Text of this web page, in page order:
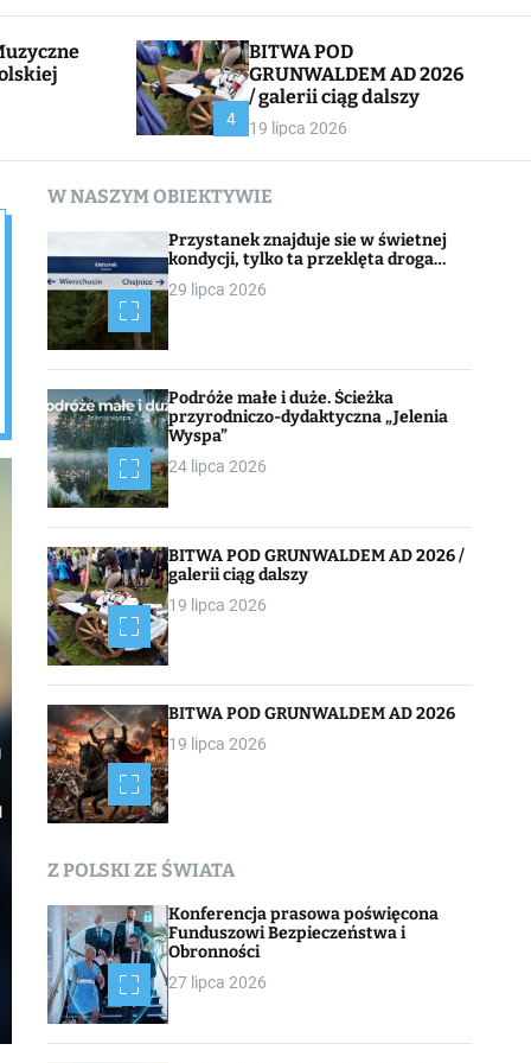
l
c
4
BITWA POD
GRUNWALDEM AD 2026
/ galerii ciąg dalszy
19 lipca 2026
W NASZYM OBIEKTYWIE
Przystanek znajduje sie w świetnej
kondycji, tylko ta przeklęta droga…
29 lipca 2026
Podróże małe i duże. Ścieżka
przyrodniczo-dydaktyczna „Jelenia
Wyspa”
24 lipca 2026
BITWA POD GRUNWALDEM AD 2026 /
galerii ciąg dalszy
19 lipca 2026
BITWA POD GRUNWALDEM AD 2026
19 lipca 2026
Z POLSKI ZE ŚWIATA
Konferencja prasowa poświęcona
Funduszowi Bezpieczeństwa i
Obronności
27 lipca 2026